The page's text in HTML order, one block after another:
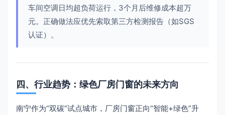
车间空调日均超负荷运行，3个月后维修成本超万
元。正确做法应优先索取第三方检测报告（如SGS
认证）。
四、行业趋势：绿色厂房门窗的未来方向
南宁作为“双碳”试点城市，厂房门窗正向“智能+绿色”升